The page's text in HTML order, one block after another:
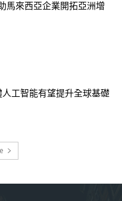
馬來西亞企業開拓亞洲增
工智能有望提升全球基礎